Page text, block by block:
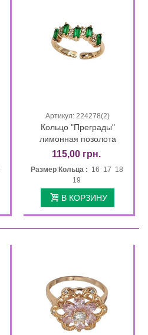
Артикул: 224278(2)
Кольцо "Преграды"
лимонная позолота
115,00 грн.
Размер Кольца : 16 17 18
19
В КОРЗИНУ